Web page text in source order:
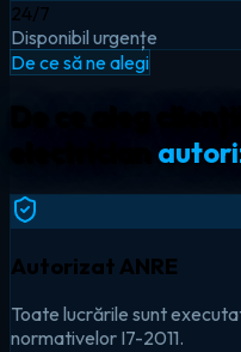
24/7
Disponibil urgențe
De ce să ne alegi
Autorizat ANRE
Toate lucrările sunt
normativelor I7-2011.